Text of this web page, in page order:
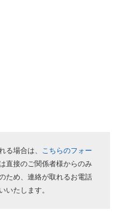
る場合は、 こちらのフォー
接のご関係者様からのみ
ため、連絡が取れるお電話
いたします。